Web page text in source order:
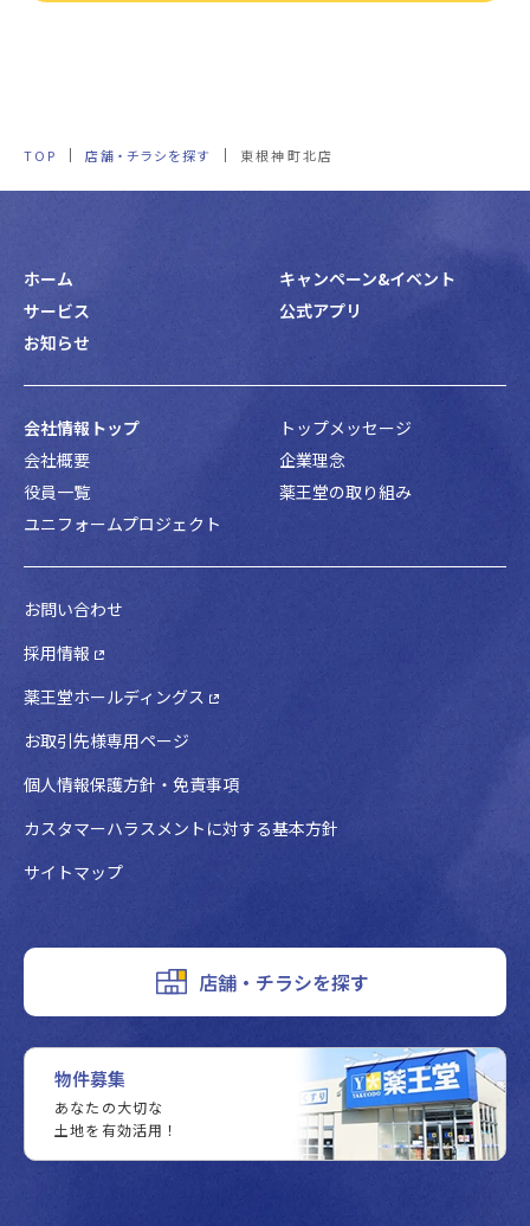
TOP 店舗・チラシを探す 東根神町北店
ホーム
キャンペーン&イベント
サービス
公式アプリ
お知らせ
会社情報トップ
トップメッセージ
会社概要
企業理念
役員一覧
薬王堂の取り組み
ユニフォームプロジェクト
お問い合わせ
採用情報
薬王堂ホールディングス
お取引先様専用ページ
個人情報保護方針・免責事項
カスタマーハラスメントに対する基本方針
サイトマップ
店舗・チラシを探す
物件募集
あなたの大切な
土地を有効活用！